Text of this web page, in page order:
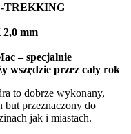
TREKKING
mm
– specjalnie
wszędzie przez cały rok
to dobrze wykonany,
but przeznaczony do
jak i miastach.